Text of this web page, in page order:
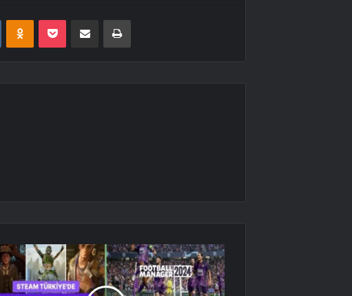
VKontakteOdnoklassniki
Pocket E-Posta ile paylaş Yazdır